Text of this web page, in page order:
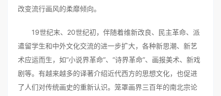
改变流行画风的柔靡倾向。
19世纪末、20世纪初，伴随着维新改良、民主革命、派
遣留学生和中外文化交流的进一步扩大，各种新思潮、新艺
术应运而生，如“小说界革命”、“诗界革命”、画报美术、新戏
剧等。有越来越多的译著介绍近代西方的思想文化，也促进
了人们对传统画史的重新认识。笼罩画界三百年的南北宗论